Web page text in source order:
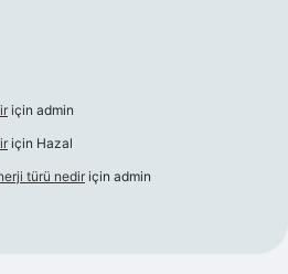
için admin
için Hazal
türü nedir için admin